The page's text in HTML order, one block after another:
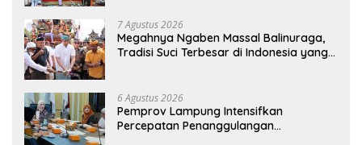
7 Agustus 2026
Megahnya Ngaben Massal Balinuraga,
Tradisi Suci Terbesar di Indonesia yang
6 Agustus 2026
Pemprov Lampung Intensifkan
Percepatan Penanggulangan